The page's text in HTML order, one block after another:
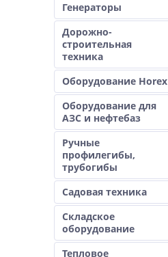
Генераторы
Дорожно-
строительная
техника
Оборудование Horex
Оборудование для
АЗС и нефтебаз
Ручные
профилегибы,
трубогибы
Садовая техника
Складское
оборудование
Тепловое